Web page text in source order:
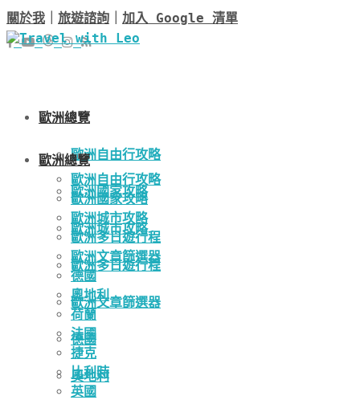
關於我 旅遊諮詢 加入 Google 清單
歐洲總覽
歐洲自由行攻略
歐洲國家攻略
歐洲城市攻略
歐洲多日遊行程
歐洲文章篩選器
德國
奧地利
歐洲總覽
歐洲自由行攻略
歐洲國家攻略
歐洲城市攻略
歐洲多日遊行程
歐洲文章篩選器
德國
奧地利
荷蘭
法國
捷克
比利時
英國